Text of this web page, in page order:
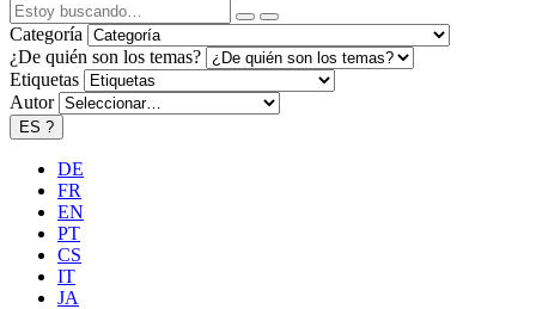
Categoría
¿De quién son los temas?
Etiquetas
Autor
ES ?
DE
FR
EN
PT
CS
IT
JA